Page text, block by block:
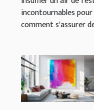
incontournables
comment s'assurer